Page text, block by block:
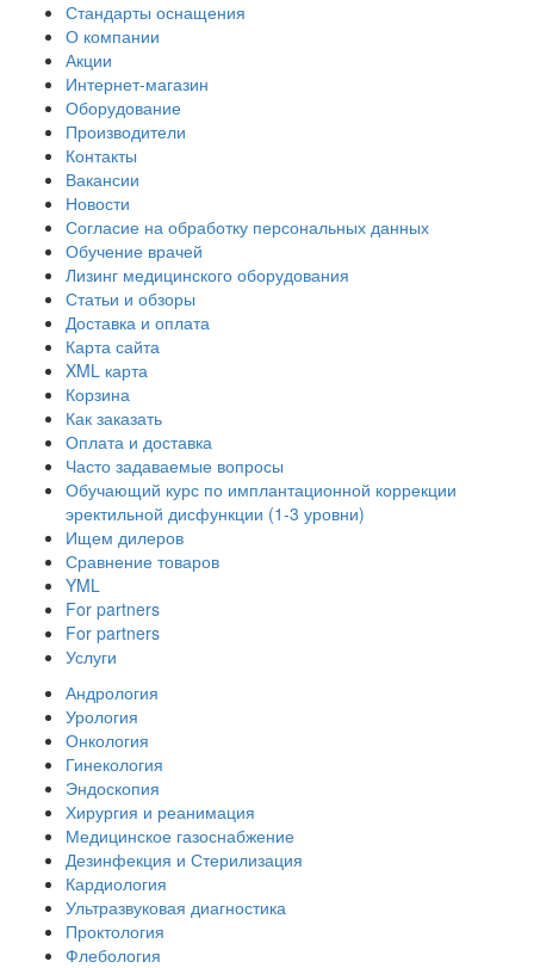
Стандарты оснащения
О компании
Акции
Интернет-магазин
Оборудование
Производители
Контакты
Вакансии
Новости
Согласие на обработку персональных данных
Обучение врачей
Лизинг медицинского оборудования
Статьи и обзоры
Доставка и оплата
Карта сайта
XML карта
Корзина
Как заказать
Оплата и доставка
Часто задаваемые вопросы
Обучающий курс по имплантационной коррекции
эректильной дисфункции (1-3 уровни)
Ищем дилеров
Сравнение товаров
YML
For partners
For partners
Услуги
Андрология
Урология
Онкология
Гинекология
Эндоскопия
Хирургия и реанимация
Медицинское газоснабжение
Дезинфекция и Стерилизация
Кардиология
Ультразвуковая диагностика
Проктология
Флебология